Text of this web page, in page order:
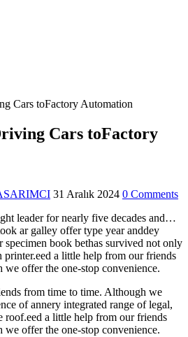
Cars toFactory Automation
Cars toFactory
31 Aralık 2024 0 Comments
leader for nearly five decades and…
ar galley offer type year anddey
specimen book bethas survived not only
a little help from our friends
offer the one-stop convenience.
from time to time. Although we
of annery integrated range of legal,
roof.eed a little help from our friends
offer the one-stop convenience.